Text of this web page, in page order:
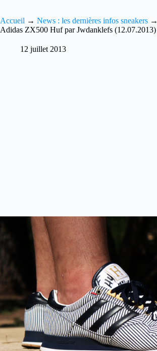
Accueil → News : les dernières infos sneakers →
Adidas ZX500 Huf par Jwdanklefs (12.07.2013)
12 juillet 2013